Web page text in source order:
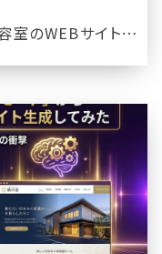
【Geminiと違いは？】Grokで美容室のWEBサイトを作成してみた結果